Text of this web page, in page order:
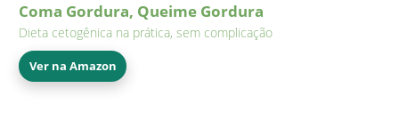
Coma Gordura, Queime Gordura
Dieta cetogênica na prática, sem complicação
Ver na Amazon